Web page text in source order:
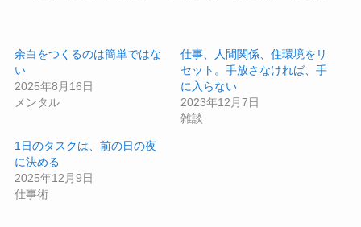
余白をつくるのは簡単ではな
い
2025年8月16日
メンタル
仕事、人間関係、住環境をリ
セット。手放さなければ、手
に入らない
2023年12月7日
雑談
1日のタスクは、前の日の夜
に決める
2025年12月9日
仕事術